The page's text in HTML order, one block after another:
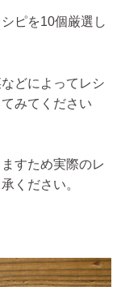
ピを10個厳選し
どによってレシ
みてください
すため実際のレ
ください。